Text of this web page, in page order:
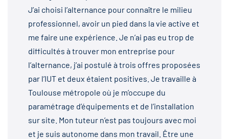
J’ai choisi l’alternance pour connaître le milieu
professionnel, avoir un pied dans la vie active et
me faire une expérience. Je n’ai pas eu trop de
difficultés à trouver mon entreprise pour
l’alternance, j’ai postulé à trois offres proposées
par l’IUT et deux étaient positives. Je travaille à
Toulouse métropole où je m’occupe du
paramétrage d’équipements et de l’installation
sur site. Mon tuteur n’est pas toujours avec moi
et je suis autonome dans mon travail. Être une